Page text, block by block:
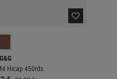
G&G
Hicap 450rds